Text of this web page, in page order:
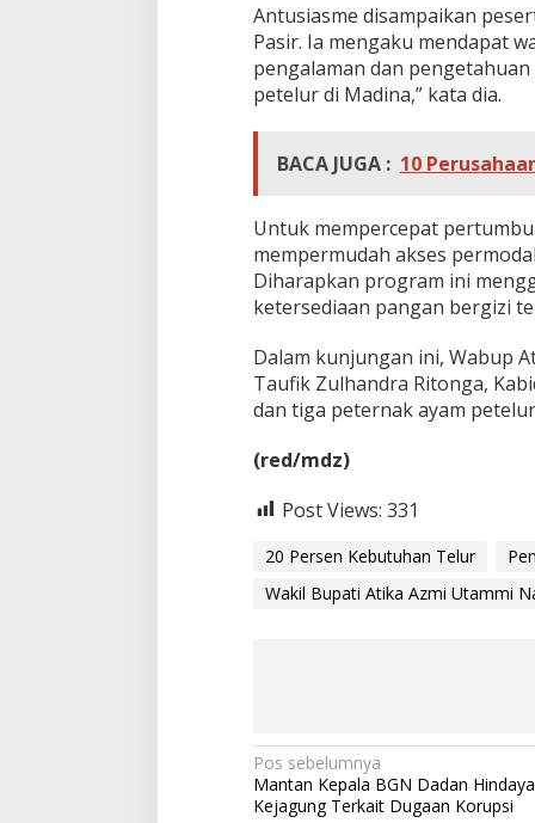
Antusiasme disampaikan
Pasir. Ia mengaku mendapat
pengalaman dan
petelur di Madina,” kata dia.
BACA JUGA : 10
Untuk mempercepat
mempermudah akses
Diharapkan program ini
ketersediaan pangan bergizi
Dalam kunjungan ini, Wabup
Taufik Zulhandra Ritonga,
dan tiga peternak ayam
(red/mdz)
Post Views: 331
20 Persen Kebutuhan Telur
Wakil Bupati Atika Azmi Utammi
N
a
Pos sebelumnya
Mantan Kepala BGN Dadan
Kejagung Terkait Dugaan Korupsi